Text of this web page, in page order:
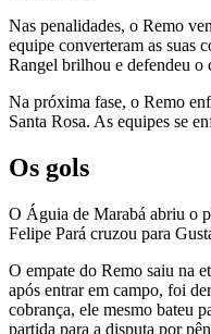
Nas penalidades, o Remo
equipe converteram as suas
Rangel brilhou e defendeu o
Na próxima fase, o Remo
Santa Rosa. As equipes se
Os gols
O Águia de Marabá abriu o
Felipe Pará cruzou para
O empate do Remo saiu na
após entrar em campo, foi
cobrança, ele mesmo bateu
partida para a disputa por